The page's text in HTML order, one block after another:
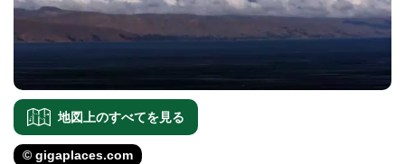
地図上のすべてを見る
© gigaplaces.com